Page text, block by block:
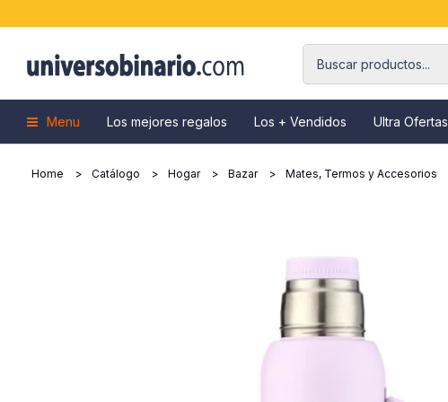
Menu Los mejores regalos Los + Vendidos Ultra Ofertas
Home Catálogo Hogar Bazar Mates, Termos y Accesorios